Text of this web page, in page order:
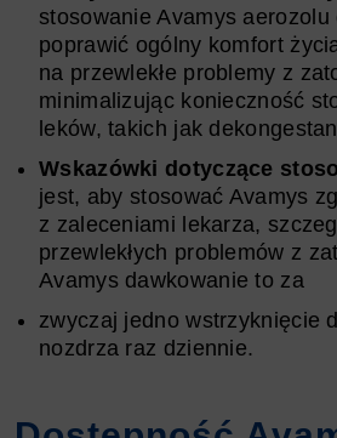
stosowanie Avamys aerozolu
poprawić ogólny komfort
na przewlekłe problemy z
minimalizując konieczność
leków, takich jak
Wskazówki dotyczące
jest, aby stosować Avamys
z zaleceniami lekarza,
przewlekłych problemów z
Avamys dawkowanie to za
zwyczaj jedno wstrzyknięcie
nozdrza raz dziennie.